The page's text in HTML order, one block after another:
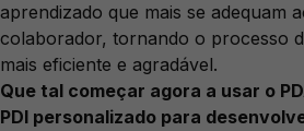
aprendizado que mais se adequam
colaborador, tornando o processo
mais eficiente e agradável.
Que tal começar agora a usar o
PDI personalizado para